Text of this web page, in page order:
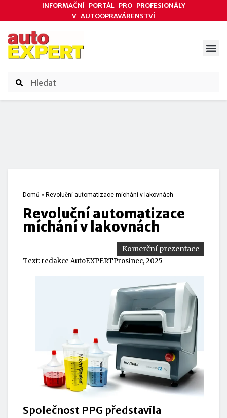
INFORMAČNÍ PORTÁL PRO PROFESIONÁLY
V AUTOOPRAVÁRENSTVÍ
Domů » Revoluční automatizace míchání v lakovnách
Revoluční automatizace
míchání v lakovnách
Komerční prezentace
Text:redakce AutoEXPERTProsinec, 2025
Společnost PPG představila